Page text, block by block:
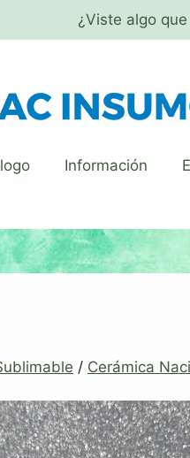
¿Viste algo
Información
/ Cerámica